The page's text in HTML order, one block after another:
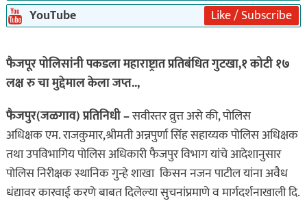
YouTube
Like / Subscribe
फैजपूर पोलिसांनी पकडला महाराष्ट्रात प्रतिबंधित गुटखा,१ कोटी १७
लक्ष रु चा मुद्देमाल केला जप्त..,
फैजपुर(जळगाव) प्रतिनिधी –सवीस्तर व्रुत्त असे की, पोलिस
अधिक्षक एम. राजकुमार,श्रीमती अन्नपुर्णा सिंह सहाय्यक पोलिस अधिक्षक
तथा उपविभागिय पोलिस अधिकारी फैजपुर विभाग यांचे आदेशानुसार
पोलिस निरीक्षक स्थानिक गुन्हे शाखा किसन नजन पाटील यांना अवैध
धंद्यावर कारवाई करणे बाबत दिलेल्या सुचनांप्रमाणे व मार्गदर्शनाखाली दि.